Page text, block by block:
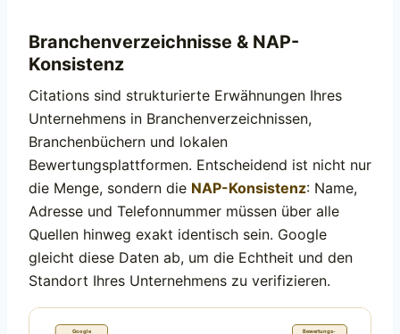
Branchenverzeichnisse & NAP-
Konsistenz
Citations sind strukturierte Erwähnungen Ihres
Unternehmens in Branchenverzeichnissen,
Branchenbüchern und lokalen
Bewertungsplattformen. Entscheidend ist nicht nur
die Menge, sondern die NAP-Konsistenz: Name,
Adresse und Telefonnummer müssen über alle
Quellen hinweg exakt identisch sein. Google
gleicht diese Daten ab, um die Echtheit und den
Standort Ihres Unternehmens zu verifizieren.
Google Bewertungs-